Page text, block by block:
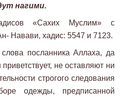
нагими.
«Сахих Муслим» с
Навави, хадис: 5547 и 7123.
посланника Аллаха, да
не оставляют ни
строгого следования
одежды, предписанной